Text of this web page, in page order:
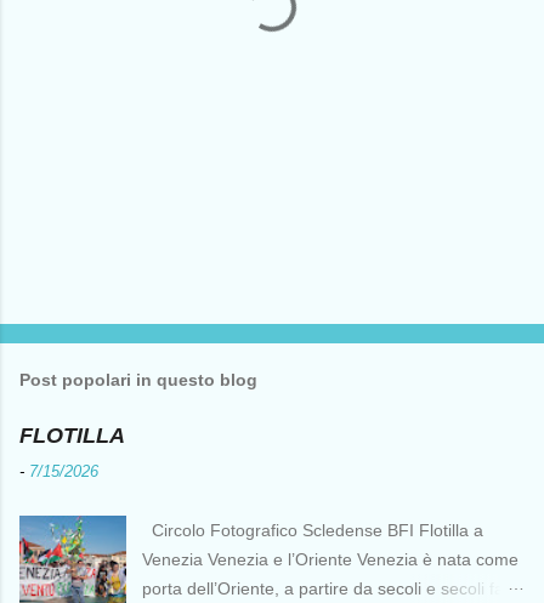
Post popolari in questo blog
FLOTILLA
- 7/15/2026
Circolo Fotografico Scledense BFI Flotilla a
Venezia Venezia e l’Oriente Venezia è nata come
porta dell’Oriente, a partire da secoli e secoli fa ai